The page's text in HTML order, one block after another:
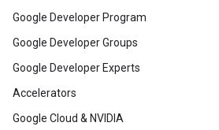
Google Developer Program
Google Developer Groups
Google Developer Experts
Accelerators
Google Cloud & NVIDIA